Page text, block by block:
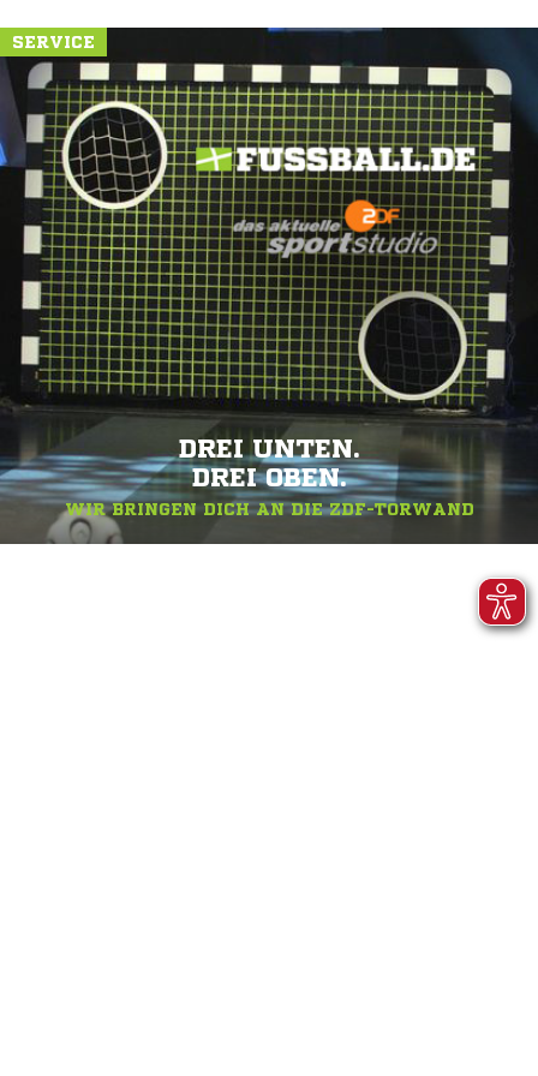
SERVICE
DREI UNTEN.
DREI OBEN.
WIR BRINGEN DICH AN DIE ZDF-TORWAND